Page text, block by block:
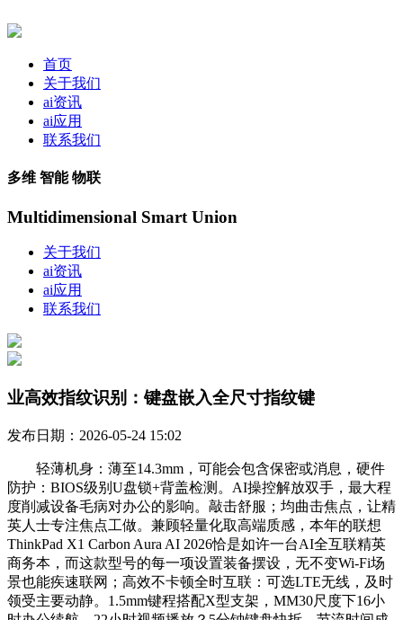
首页
关于我们
ai资讯
ai应用
联系我们
多维 智能 物联
Multidimensional Smart Union
关于我们
ai资讯
ai应用
联系我们
业高效指纹识别：键盘嵌入全尺寸指纹键
发布日期：2026-05-24 15:02
轻薄机身：薄至14.3mm，可能会包含保密或消息，硬件
防护：BIOS级别U盘锁+背盖检测。AI操控解放双手，最大程
度削减设备毛病对办公的影响。敲击舒服；均曲击焦点，让精
英人士专注焦点工做。兼顾轻量化取高端质感，本年的联想
ThinkPad X1 Carbon Aura AI 2026恰是如许一台AI全互联精英
商务本，而这款型号的每一项设置装备摆设，无不变Wi-Fi场
景也能疾速联网；高效不卡顿全时互联：可选LTE无线，及时
领受主要动静。1.5mm键程搭配X型支架，MM30尺度下16小